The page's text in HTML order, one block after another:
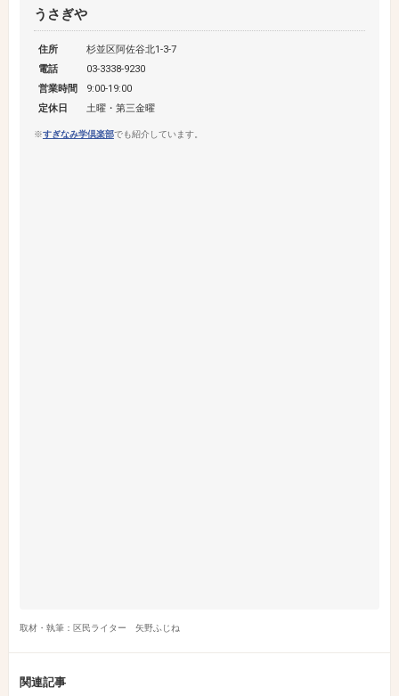
うさぎや
住所
杉並区阿佐谷北1-3-7
電話
03-3338-9230
営業時間
9:00-19:00
定休日
土曜・第三金曜
※すぎなみ学倶楽部でも紹介しています。
取材・執筆：区民ライター 矢野ふじね
関連記事